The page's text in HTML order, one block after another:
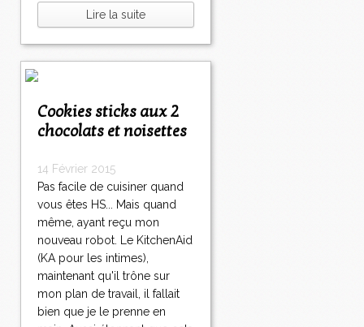
Lire la suite
Cookies sticks aux 2
chocolats et noisettes
14 Février 2015
Pas facile de cuisiner quand
vous êtes HS... Mais quand
même, ayant reçu mon
nouveau robot. Le KitchenAid
(KA pour les intimes),
maintenant qu'il trône sur
mon plan de travail, il fallait
bien que je le prenne en